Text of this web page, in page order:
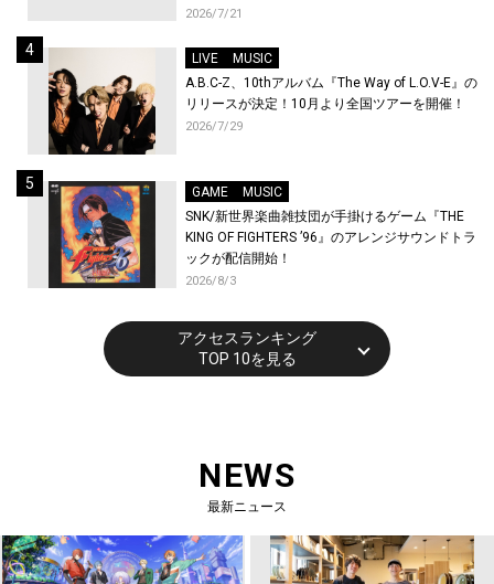
トが到着！9月に東京・大阪で先行上映会を開
2026/7/21
LIVE
MUSIC
A.B.C-Z、10thアルバム『The Way of L.O.V-E』の
リリースが決定！10月より全国ツアーを開催！
2026/7/29
GAME
MUSIC
SNK/新世界楽曲雑技団が手掛けるゲーム『THE
KING OF FIGHTERS ’96』のアレンジサウンドトラ
ックが配信開始！
2026/8/3
アクセスランキング
TOP 10を見る
NEWS
最新ニュース